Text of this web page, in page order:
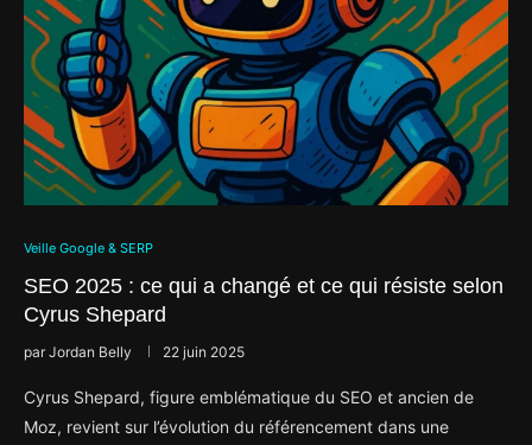
Veille Google & SERP
SEO 2025 : ce qui a changé et ce qui résiste selon
Cyrus Shepard
parJordan Belly 22 juin 2025
Cyrus Shepard, figure emblématique du SEO et ancien de
Moz, revient sur l’évolution du référencement dans une